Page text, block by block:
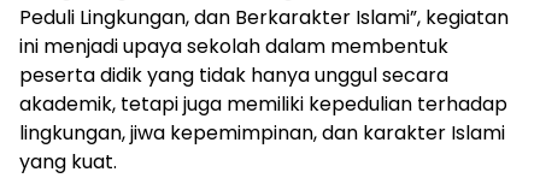
Peduli Lingkungan, dan Berkarakter Islami”, kegiatan
ini menjadi upaya sekolah dalam membentuk
peserta didik yang tidak hanya unggul secara
akademik, tetapi juga memiliki kepedulian terhadap
lingkungan, jiwa kepemimpinan, dan karakter Islami
yang kuat.